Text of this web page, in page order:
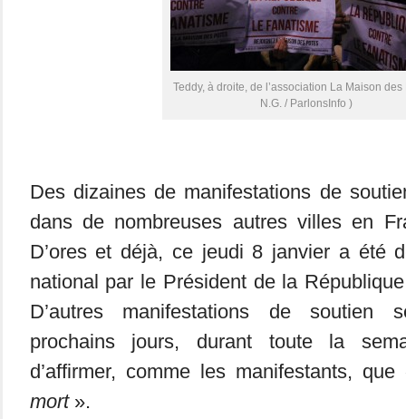
Teddy, à droite, de l’association La Maison des
N.G. / ParlonsInfo )
Des dizaines de manifestations de
dans de nombreuses autres villes en
D’ores et déjà, ce jeudi 8 janvier a été
national par le Président de la
D’autres manifestations de soutien
prochains jours, durant toute la
d’affirmer, comme les manifestants,
mort».